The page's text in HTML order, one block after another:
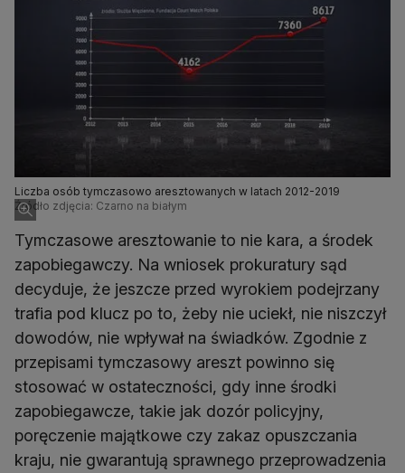
Liczba osób tymczasowo aresztowanych w latach 2012-2019
Źródło zdjęcia: Czarno na białym
Tymczasowe aresztowanie to nie kara, a środek
zapobiegawczy. Na wniosek prokuratury sąd
decyduje, że jeszcze przed wyrokiem podejrzany
trafia pod klucz po to, żeby nie uciekł, nie niszczył
dowodów, nie wpływał na świadków. Zgodnie z
przepisami tymczasowy areszt powinno się
stosować w ostateczności, gdy inne środki
zapobiegawcze, takie jak dozór policyjny,
poręczenie majątkowe czy zakaz opuszczania
kraju, nie gwarantują sprawnego przeprowadzenia